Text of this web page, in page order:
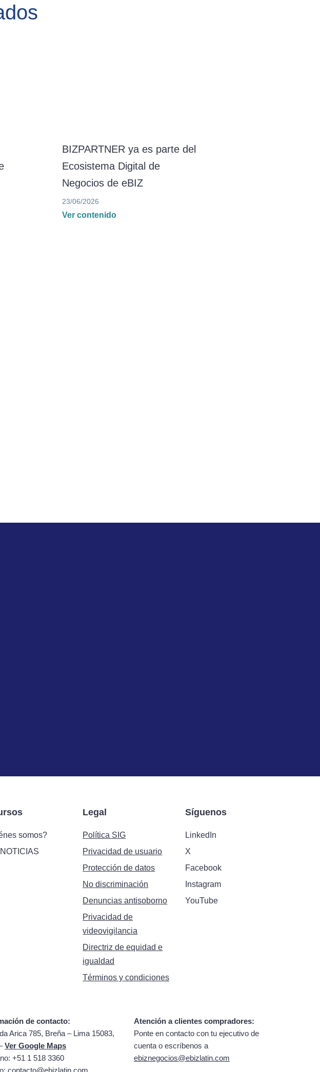
BIZPARTNER ya es parte del
Ecosistema Digital de
Negocios de eBIZ
23/06/2026
Ver contenido
somos?
Legal
Política SIG
Privacidad de usuario
Protección de datos
No discriminación
Denuncias antisoborno
Privacidad de
videovigilancia
Directriz de equidad e
igualdad
Términos y condiciones
Síguenos
LinkedIn
X
Facebook
Instagram
YouTube
de contacto:
Arica 785, Breña – Lima 15083,
Ver Google Maps
+51 1 518 3360
Atención a clientes compradores:
Ponte en contacto con tu ejecutivo de
cuenta o escríbenos a
ebiznegocios@ebizlatin.com